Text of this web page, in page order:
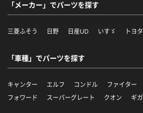
「メーカー」でパーツを探す
三菱ふそう 日野 日産UD いすゞ トヨタ
「車種」でパーツを探す
キャンター エルフ コンドル ファイター
フォワード
スーパーグレート クオン ギガ